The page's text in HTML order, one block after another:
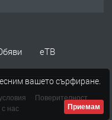
наем в кв.
преди 5 дни
еТВ
Поверителност
нас
вашето сърфиране.
Приемам